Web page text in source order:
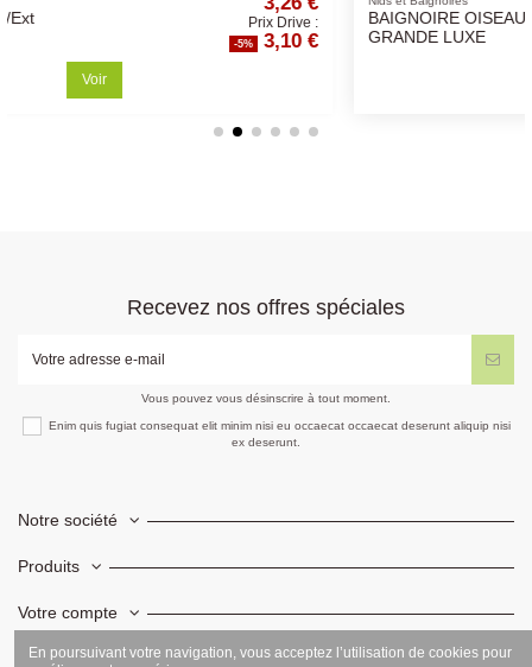
Drive :
BAIGNOIRE OISEAUX
Prix
-5%
Recevez nos offres spéciales
Vous pouvez vous désinscrire à tout moment.
Enim quis fugiat consequat elit minim nisi eu occaecat occaecat deserunt aliquip nisi
ex deserunt.
Notre société
Produits
Votre compte
Informations
En poursuivant votre navigation, vous acceptez l’utilisation de cookies pour